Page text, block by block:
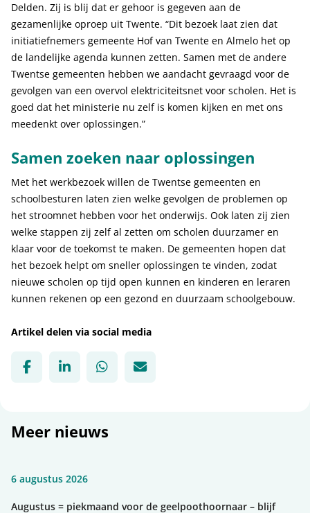
Delden. Zij is blij dat er gehoor is gegeven aan de
gezamenlijke oproep uit Twente. “Dit bezoek laat zien dat
initiatiefnemers gemeente Hof van Twente en Almelo het op
de landelijke agenda kunnen zetten. Samen met de andere
Twentse gemeenten hebben we aandacht gevraagd voor de
gevolgen van een overvol elektriciteitsnet voor scholen. Het is
goed dat het ministerie nu zelf is komen kijken en met ons
meedenkt over oplossingen.”
Samen zoeken naar oplossingen
Met het werkbezoek willen de Twentse gemeenten en
schoolbesturen laten zien welke gevolgen de problemen op
het stroomnet hebben voor het onderwijs. Ook laten zij zien
welke stappen zij zelf al zetten om scholen duurzamer en
klaar voor de toekomst te maken. De gemeenten hopen dat
het bezoek helpt om sneller oplossingen te vinden, zodat
nieuwe scholen op tijd open kunnen en kinderen en leraren
kunnen rekenen op een gezond en duurzaam schoolgebouw.
Artikel delen via social media
Deel via Facebook, opent in nieuw tabblad
Deel via LinkedIn, opent in nieuw
Deel via WhatsApp, opent in
Deel via Mail, opent in
Meer nieuws
6 augustus 2026
Augustus = piekmaand voor de geelpoothoornaar – blijf